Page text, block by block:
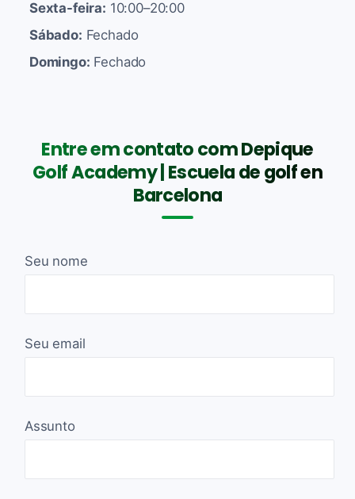
Sexta-feira: 10:00–20:00
Sábado: Fechado
Domingo: Fechado
Entre em contato com Depique
Golf Academy | Escuela de golf en
Barcelona
Seu nome
Seu email
Assunto